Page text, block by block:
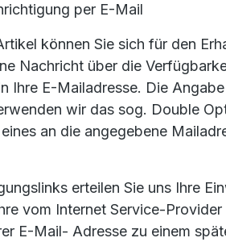
per E-Mail
können Sie sich für den
Nachricht über die
Ihre E-Mailadresse. Die
wir das sog. Double
an die angegebene
erteilen Sie uns Ihre
vom Internet Service-
E-Mail- Adresse zu einem